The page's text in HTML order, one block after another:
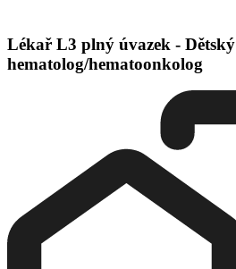
Lékař L3 plný úvazek - Dětský
hematolog/hematoonkolog